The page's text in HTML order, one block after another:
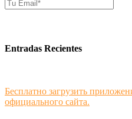
Entradas Recientes
Бесплатно загрузить
официального сайта.